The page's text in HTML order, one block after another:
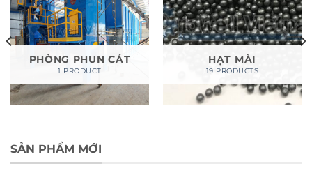
PHÒNG PHUN CÁT
1 PRODUCT
HẠT MÀI
19 PRODUCTS
SẢN PHẨM MỚI